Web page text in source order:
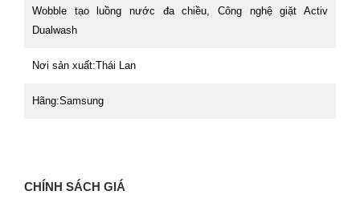
Wobble tạo luồng nước đa chiều, Công nghệ giặt Activ
Dualwash
Nơi sản xuất:Thái Lan
Hãng:Samsung
CHÍNH SÁCH GIÁ